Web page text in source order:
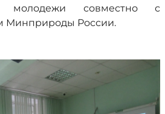
молодежи совместно с
Минприроды России.